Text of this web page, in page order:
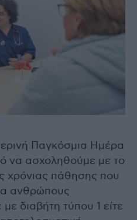
Παγκόσμια Ημέρα
να ασχοληθούμε με το
χρόνιας πάθησης που
ανθρώπους
διαβήτη τύπου 1 είτε